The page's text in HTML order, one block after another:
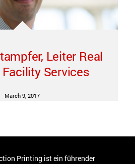
Leiter Real
Facility Services
March 9, 2017
Printing ist ein führender